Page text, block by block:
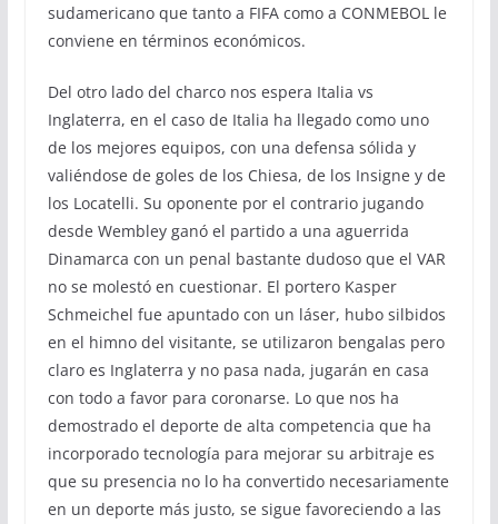
sudamericano que tanto a FIFA como a CONMEBOL le
conviene en términos económicos.
Del otro lado del charco nos espera Italia vs
Inglaterra, en el caso de Italia ha llegado como uno
de los mejores equipos, con una defensa sólida y
valiéndose de goles de los Chiesa, de los Insigne y de
los Locatelli. Su oponente por el contrario jugando
desde Wembley ganó el partido a una aguerrida
Dinamarca con un penal bastante dudoso que el VAR
no se molestó en cuestionar. El portero Kasper
Schmeichel fue apuntado con un láser, hubo silbidos
en el himno del visitante, se utilizaron bengalas pero
claro es Inglaterra y no pasa nada, jugarán en casa
con todo a favor para coronarse. Lo que nos ha
demostrado el deporte de alta competencia que ha
incorporado tecnología para mejorar su arbitraje es
que su presencia no lo ha convertido necesariamente
en un deporte más justo, se sigue favoreciendo a las